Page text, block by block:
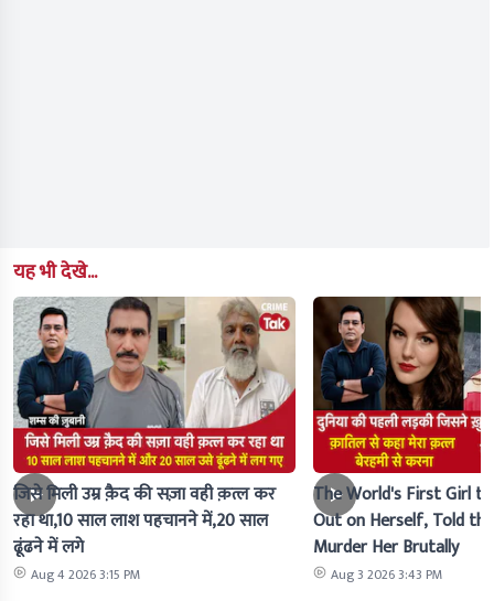
यह भी देखे...
जिसे मिली उम्र क़ैद की सज़ा वही क़त्ल कर
रहा था,10 साल लाश पहचानने में,20 साल
ढूंढने में लगे
Aug 4 2026 3:15 PM
The World's First Girl
Out on Herself, Told
Murder Her Brutally
Aug 3 2026 3:43 PM